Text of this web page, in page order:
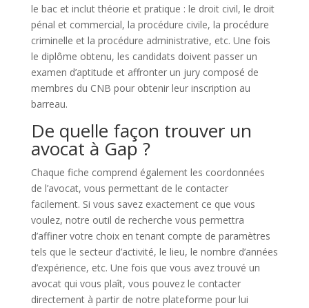
le bac et inclut théorie et pratique : le droit civil, le droit
pénal et commercial, la procédure civile, la procédure
criminelle et la procédure administrative, etc. Une fois
le diplôme obtenu, les candidats doivent passer un
examen d’aptitude et affronter un jury composé de
membres du CNB pour obtenir leur inscription au
barreau.
De quelle façon trouver un
avocat à Gap ?
Chaque fiche comprend également les coordonnées
de l’avocat, vous permettant de le contacter
facilement. Si vous savez exactement ce que vous
voulez, notre outil de recherche vous permettra
d’affiner votre choix en tenant compte de paramètres
tels que le secteur d’activité, le lieu, le nombre d’années
d’expérience, etc. Une fois que vous avez trouvé un
avocat qui vous plaît, vous pouvez le contacter
directement à partir de notre plateforme pour lui